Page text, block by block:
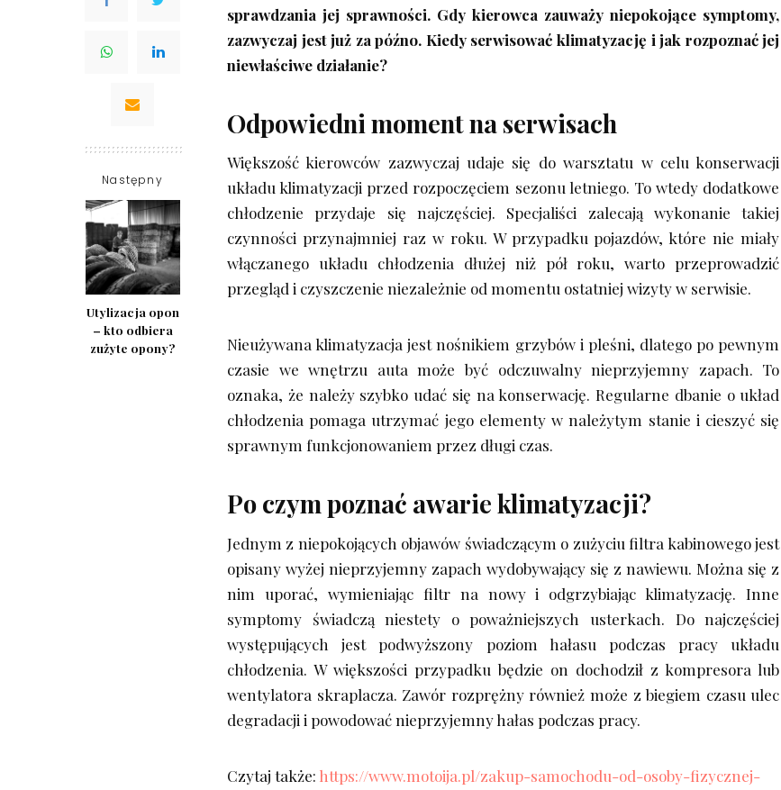
Następny
Utylizacja opon
– kto odbiera
zużyte opony?
sprawdzania jej sprawności. Gdy kierowca zauważy niepokojące symptomy,
zazwyczaj jest już za późno. Kiedy serwisować klimatyzację i jak rozpoznać jej
niewłaściwe działanie?
Odpowiedni moment na serwisach
Większość kierowców zazwyczaj udaje się do warsztatu w celu konserwacji
układu klimatyzacji przed rozpoczęciem sezonu letniego. To wtedy dodatkowe
chłodzenie przydaje się najczęściej. Specjaliści zalecają wykonanie takiej
czynności przynajmniej raz w roku. W przypadku pojazdów, które nie miały
włączanego układu chłodzenia dłużej niż pół roku, warto przeprowadzić
przegląd i czyszczenie niezależnie od momentu ostatniej wizyty w serwisie.
Nieużywana klimatyzacja jest nośnikiem grzybów i pleśni, dlatego po pewnym
czasie we wnętrzu auta może być odczuwalny nieprzyjemny zapach. To
oznaka, że należy szybko udać się na konserwację. Regularne dbanie o układ
chłodzenia pomaga utrzymać jego elementy w należytym stanie i cieszyć się
sprawnym funkcjonowaniem przez długi czas.
Po czym poznać awarie klimatyzacji?
Jednym z niepokojących objawów świadczącym o zużyciu filtra kabinowego jest
opisany wyżej nieprzyjemny zapach wydobywający się z nawiewu. Można się z
nim uporać, wymieniając filtr na nowy i odgrzybiając klimatyzację. Inne
symptomy świadczą niestety o poważniejszych usterkach. Do najczęściej
występujących jest podwyższony poziom hałasu podczas pracy układu
chłodzenia. W większości przypadku będzie on dochodził z kompresora lub
wentylatora skraplacza. Zawór rozprężny również może z biegiem czasu ulec
degradacji i powodować nieprzyjemny hałas podczas pracy.
Czytaj także: https://www.motoija.pl/zakup-samochodu-od-osoby-fizycznej-